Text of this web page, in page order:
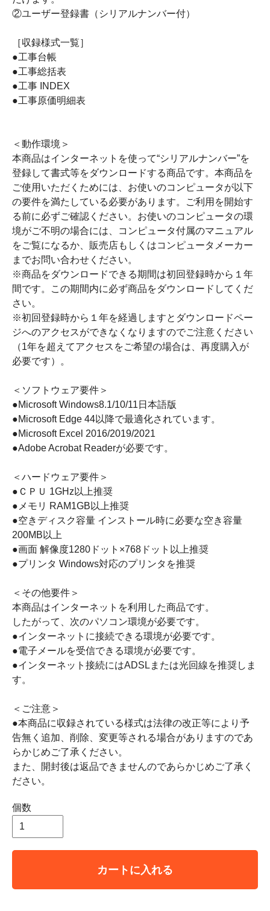
②ユーザー登録書（シリアルナンバー付）
［収録様式一覧］
●工事台帳
●工事総括表
●工事 INDEX
●工事原価明細表
＜動作環境＞
本商品はインターネットを使って“シリアルナンバー”を
登録して書式等をダウンロードする商品です。本商品を
ご使用いただくためには、お使いのコンピュータが以下
の要件を満たしている必要があります。ご利用を開始す
る前に必ずご確認ください。お使いのコンピュータの環
境がご不明の場合には、コンピュータ付属のマニュアル
をご覧になるか、販売店もしくはコンピュータメーカー
までお問い合わせください。
※商品をダウンロードできる期間は初回登録時から１年
間です。この期間内に必ず商品をダウンロードしてくだ
さい。
※初回登録時から１年を経過しますとダウンロードペー
ジへのアクセスができなくなりますのでご注意ください
（1年を超えてアクセスをご希望の場合は、再度購入が
必要です）。
＜ソフトウェア要件＞
●Microsoft Windows8.1/10/11日本語版
●Microsoft Edge 44以降で最適化されています。
●Microsoft Excel 2016/2019/2021
●Adobe Acrobat Readerが必要です。
＜ハードウェア要件＞
●ＣＰＵ 1GHz以上推奨
●メモリ RAM1GB以上推奨
●空きディスク容量 インストール時に必要な空き容量
200MB以上
●画面 解像度1280ドット×768ドット以上推奨
●プリンタ Windows対応のプリンタを推奨
＜その他要件＞
本商品はインターネットを利用した商品です。
したがって、次のパソコン環境が必要です。
●インターネットに接続できる環境が必要です。
●電子メールを受信できる環境が必要です。
●インターネット接続にはADSLまたは光回線を推奨しま
す。
＜ご注意＞
●本商品に収録されている様式は法律の改正等により予
告無く追加、削除、変更等される場合がありますのであ
らかじめご了承ください。
また、開封後は返品できませんのであらかじめご了承く
ださい。
個数
カートに入れる